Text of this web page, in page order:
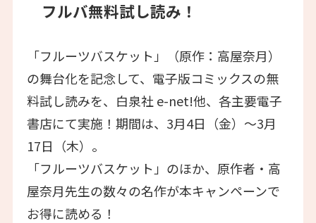
フルバ無料試し読み！
「フルーツバスケット」（原作：高屋奈月）
の舞台化を記念して、電子版コミックスの無
料試し読みを、白泉社 e-net!他、各主要電子
書店にて実施！期間は、3月4日（金）～3月
17日（木）。
「フルーツバスケット」のほか、原作者・高
屋奈月先生の数々の名作が本キャンペーンで
お得に読める！